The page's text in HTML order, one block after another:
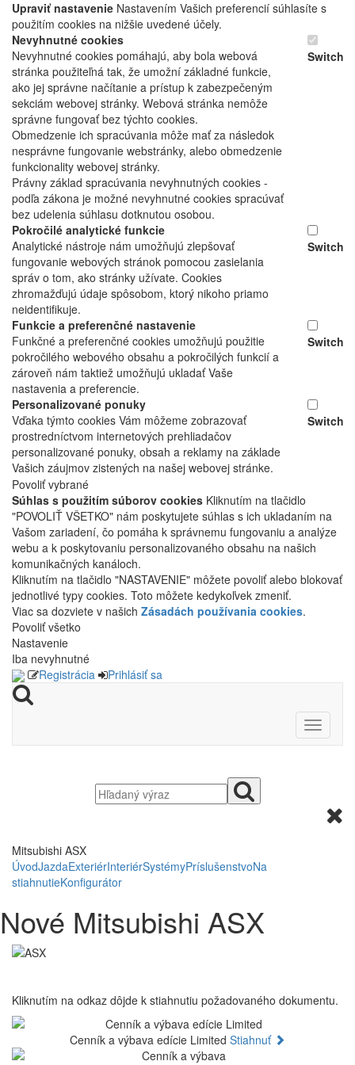
Upraviť nastavenie Nastavením Vašich preferencií súhlasíte s
použitím cookies na nižšie uvedené účely.
Nevyhnutné cookies
Nevyhnutné cookies pomáhajú, aby bola webová
stránka použiteľná tak, že umožní základné funkcie,
ako jej správne načítanie a prístup k zabezpečeným
sekciám webovej stránky. Webová stránka nemôže
správne fungovať bez týchto cookies.
Obmedzenie ich spracúvania môže mať za následok
nesprávne fungovanie webstránky, alebo obmedzenie
funkcionality webovej stránky.
Právny základ spracúvania nevyhnutných cookies -
podľa zákona je možné nevyhnutné cookies spracúvať
bez udelenia súhlasu dotknutou osobou.
Switch
Pokročilé analytické funkcie
Analytické nástroje nám umožňujú zlepšovať
fungovanie webových stránok pomocou zasielania
správ o tom, ako stránky užívate. Cookies
zhromažďujú údaje spôsobom, ktorý nikoho priamo
neidentifikuje.
Switch
Funkcie a preferenčné nastavenie
Funkčné a preferenčné cookies umožňujú použitie
pokročilého webového obsahu a pokročilých funkcií a
zároveň nám taktiež umožňujú ukladať Vaše
nastavenia a preferencie.
Switch
Personalizované ponuky
Vďaka týmto cookies Vám môžeme zobrazovať
prostredníctvom internetových prehliadačov
personalizované ponuky, obsah a reklamy na základe
Vašich záujmov zistených na našej webovej stránke.
Switch
Povoliť vybrané
Súhlas s použitím súborov cookies Kliknutím na tlačidlo
"POVOLIŤ VŠETKO" nám poskytujete súhlas s ich ukladaním na
Vašom zariadení, čo pomáha k správnemu fungovaniu a analýze
webu a k poskytovaniu personalizovaného obsahu na našich
komunikačných kanáloch.
Kliknutím na tlačidlo "NASTAVENIE" môžete povoliť alebo blokovať
jednotlivé typy cookies. Toto môžete kedykoľvek zmeniť.
Viac sa dozviete v našich Zásadách používania cookies.
Povoliť všetko
Nastavenie
Iba nevyhnutné
Registrácia
Prihlásiť sa
Mitsubishi ASX
ÚvodJazdaExteriérInteriérSystémyPríslušenstvoNa
stiahnutieKonfigurátor
Nové Mitsubishi ASX
Kliknutím na odkaz dôjde k stiahnutiu požadovaného dokumentu.
Cenník a výbava edície Limited Stiahnuť